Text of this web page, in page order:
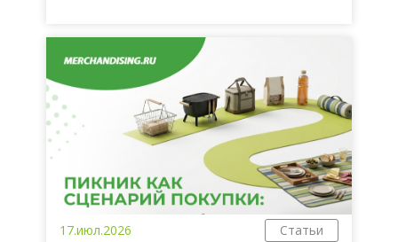
17.июл.2026 Статьи